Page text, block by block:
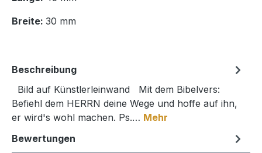
Breite: 30 mm
Beschreibung
Bild auf Künstlerleinwand Mit dem Bibelvers:
Befiehl dem HERRN deine Wege und hoffe auf ihn,
er wird's wohl machen. Ps.… Mehr
Bewertungen